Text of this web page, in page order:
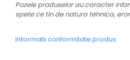
Pozele produselor au caracter
spete ce tin de natura tehnica,
Informatii conformitate produs